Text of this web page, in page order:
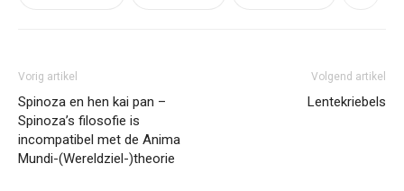
Vorig artikel
Spinoza en hen kai pan –
Spinoza’s filosofie is
incompatibel met de Anima
Mundi-(Wereldziel-)theorie
Volgend artikel
Lentekriebels